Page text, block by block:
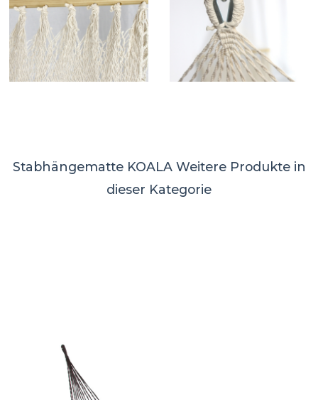
Stabhängematte KOALA Weitere Produkte in
dieser Kategorie